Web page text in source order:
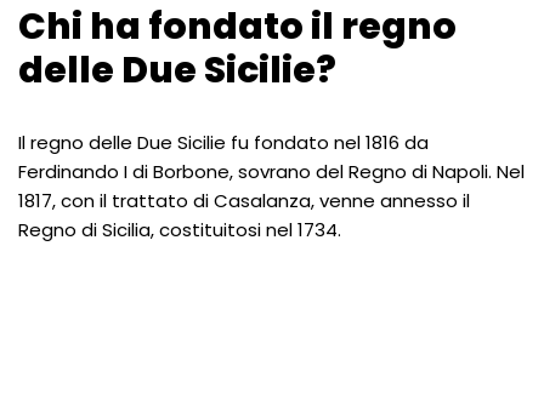
Chi ha fondato il regno
delle Due Sicilie?
Il regno delle Due Sicilie fu fondato nel 1816 da
Ferdinando I di Borbone, sovrano del Regno di Napoli. Nel
1817, con il trattato di Casalanza, venne annesso il
Regno di Sicilia, costituitosi nel 1734.